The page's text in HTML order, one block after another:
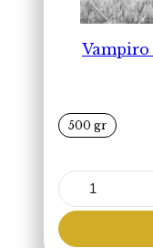
500 gr
Vampiro
de
Sirloin
(Libre
Pastoreo)